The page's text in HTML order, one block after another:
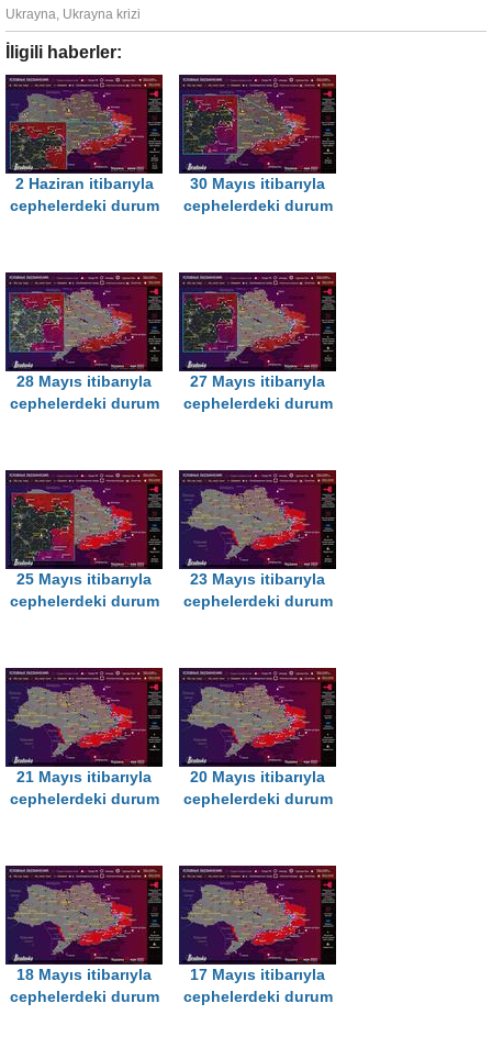
Ukrayna, Ukrayna krizi
İligili haberler:
2 Haziran itibarıyla
cephelerdeki durum
30 Mayıs itibarıyla
cephelerdeki durum
28 Mayıs itibarıyla
cephelerdeki durum
27 Mayıs itibarıyla
cephelerdeki durum
25 Mayıs itibarıyla
cephelerdeki durum
23 Mayıs itibarıyla
cephelerdeki durum
21 Mayıs itibarıyla
cephelerdeki durum
20 Mayıs itibarıyla
cephelerdeki durum
18 Mayıs itibarıyla
cephelerdeki durum
17 Mayıs itibarıyla
cephelerdeki durum